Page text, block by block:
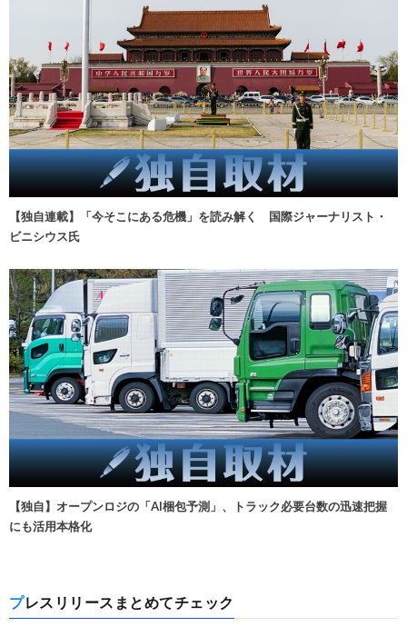
【独自連載】「今そこにある危機」を読み解く 国際ジャーナリスト・
ビニシウス氏
【独自】オープンロジの「AI梱包予測」、トラック必要台数の迅速把握
にも活用本格化
プレスリリースまとめてチェック